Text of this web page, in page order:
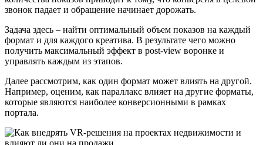
звонок падает и обращение начинает дорожать.
Задача здесь – найти оптимальный объем показов на каждый
формат и для каждого креатива. В результате чего можно
получить максимальный эффект в post-view воронке и
управлять каждым из этапов.
Далее рассмотрим, как один формат может влиять на другой.
Например, оценим, как параллакс влияет на другие форматы,
которые являются наиболее конверсионными в рамках
портала.